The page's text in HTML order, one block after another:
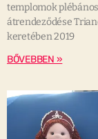
templomok
átrendeződése
keretében 2019
BŐVEBBEN »